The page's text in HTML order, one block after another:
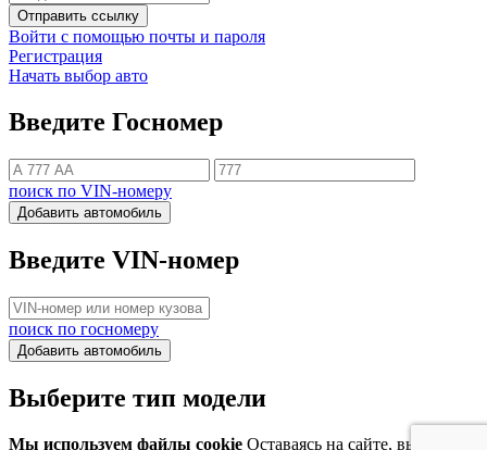
Отправить ссылку
Войти с помощью почты и пароля
Регистрация
Начать выбор авто
Введите Госномер
поиск по VIN-номеру
Добавить автомобиль
Введите VIN-номер
поиск по госномеру
Добавить автомобиль
Выберите тип модели
Мы используем файлы cookie Оставаясь на сайте, вы